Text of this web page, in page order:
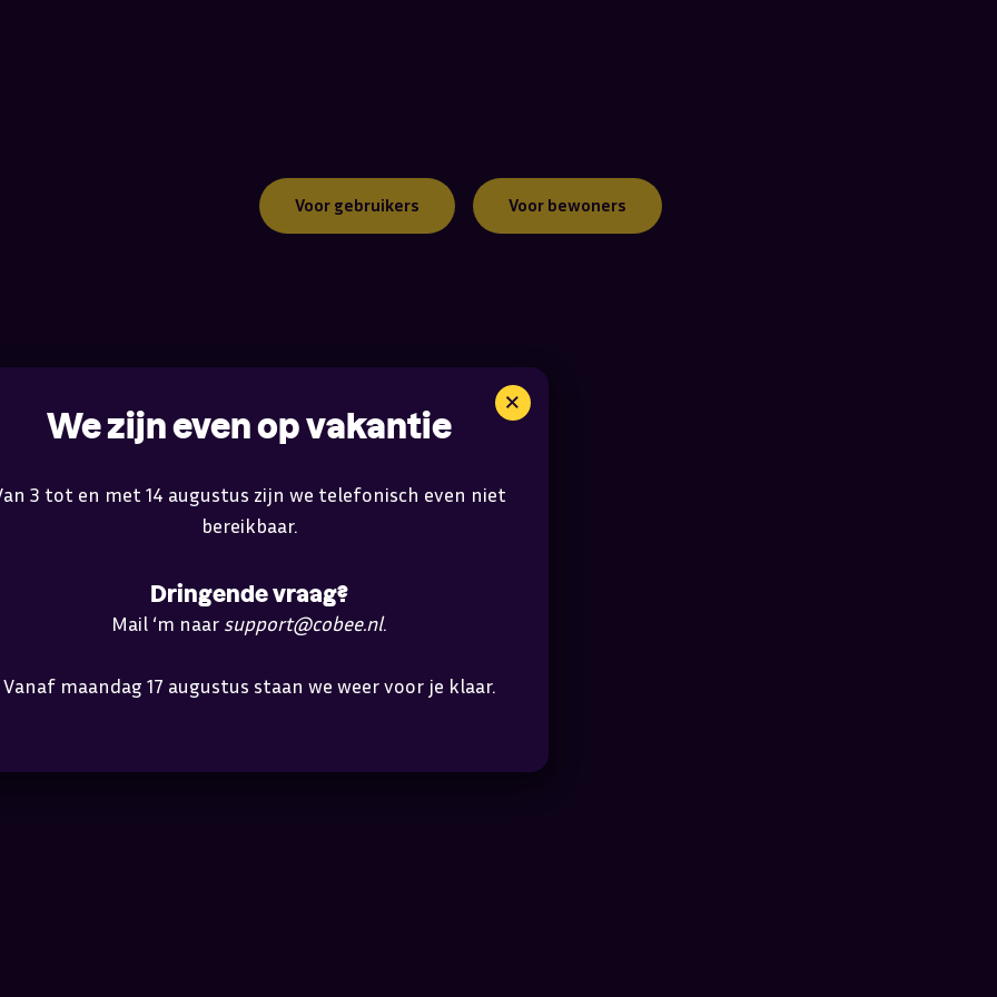
Voor gebruikers Voor bewoners
We zijn even op vakantie
3 tot en met 14 augustus zijn we telefonisch even niet
bereikbaar.
Dringende vraag?
Mail ‘m naar support@cobee.nl.
Vanaf maandag 17 augustus staan we weer voor je klaar.
×